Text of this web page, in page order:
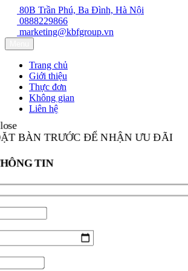
80B Trần Phú, Ba Đình, Hà Nội
0888229866
marketing@kbfgroup.vn
Trang chủ
Giới thiệu
Thực đơn
Không gian
Liên hệ
BÀN TRƯỚC ĐỂ NHẬN ƯU ĐÃI
TIN